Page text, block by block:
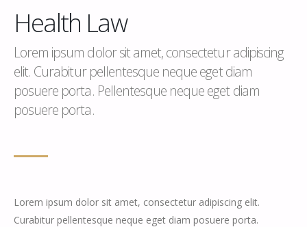
Health Law
Lorem ipsum dolor sit amet, consectetur adipiscing
elit. Curabitur pellentesque neque eget diam
posuere porta. Pellentesque neque eget diam
posuere porta.
Lorem ipsum dolor sit amet, consectetur adipiscing elit.
Curabitur pellentesque neque eget diam posuere porta.